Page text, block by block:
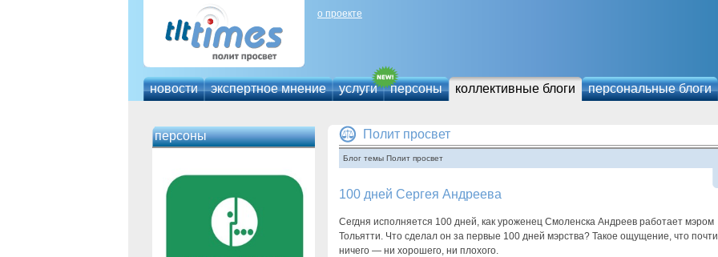
о проекте
новости экспертное мнение услуги персоны коллективные блоги персональные блоги
персоны Полит просвет
Блог темы Полит просвет
100 дней Сергея Андреева
Сегдня исполняется 100 дней, как уроженец Смоленска Андреев работает мэром
Тольятти. Что сделал он за первые 100 дней мэрства? Такое ощущение, что почти
ничего — ни хорошего, ни плохого.